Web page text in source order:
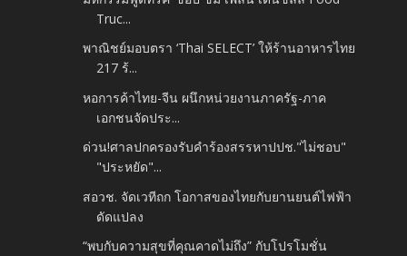
Truc...
พาณิชย์มอบตรา ‘Thai SELECT’ ให้ร้านอาหารไทย
217 ร้...
หอการค้าไทย-จีน ผนึกหน่วยงานภาครัฐ-ภาค
เอกชนจัดประ...
ด่วน!ศาลปกครองรับคำร้องสรรหาปปช."ไม่ชอบ"
"ประหยัด"...
สอวช. จัดเวทีถก โอกาสของไทยกับยานยนต์ไฟฟ้า
ดัดแปลง
“พบกับความสุขที่คุณคาดไม่ถึง” กับโปรโมชั่น